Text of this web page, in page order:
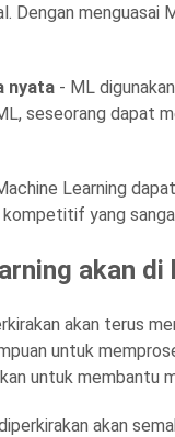
Dengan menguasai
nyata - ML
seseorang dapat
Learning
yang
akan
akan terus
untuk
untuk membantu
akan